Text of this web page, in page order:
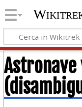
Astronave